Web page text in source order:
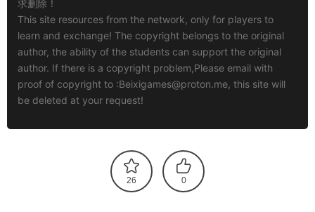
求删除！
This site resources from the network, only for players to
learn and exchange! The copyright belongs to the original
author, the ability of the students can support the original
author. If there is a copyright problem,Please email with
proof of copyright to :Beixigames@proton.me, this site will
be deleted at your request!
26 0